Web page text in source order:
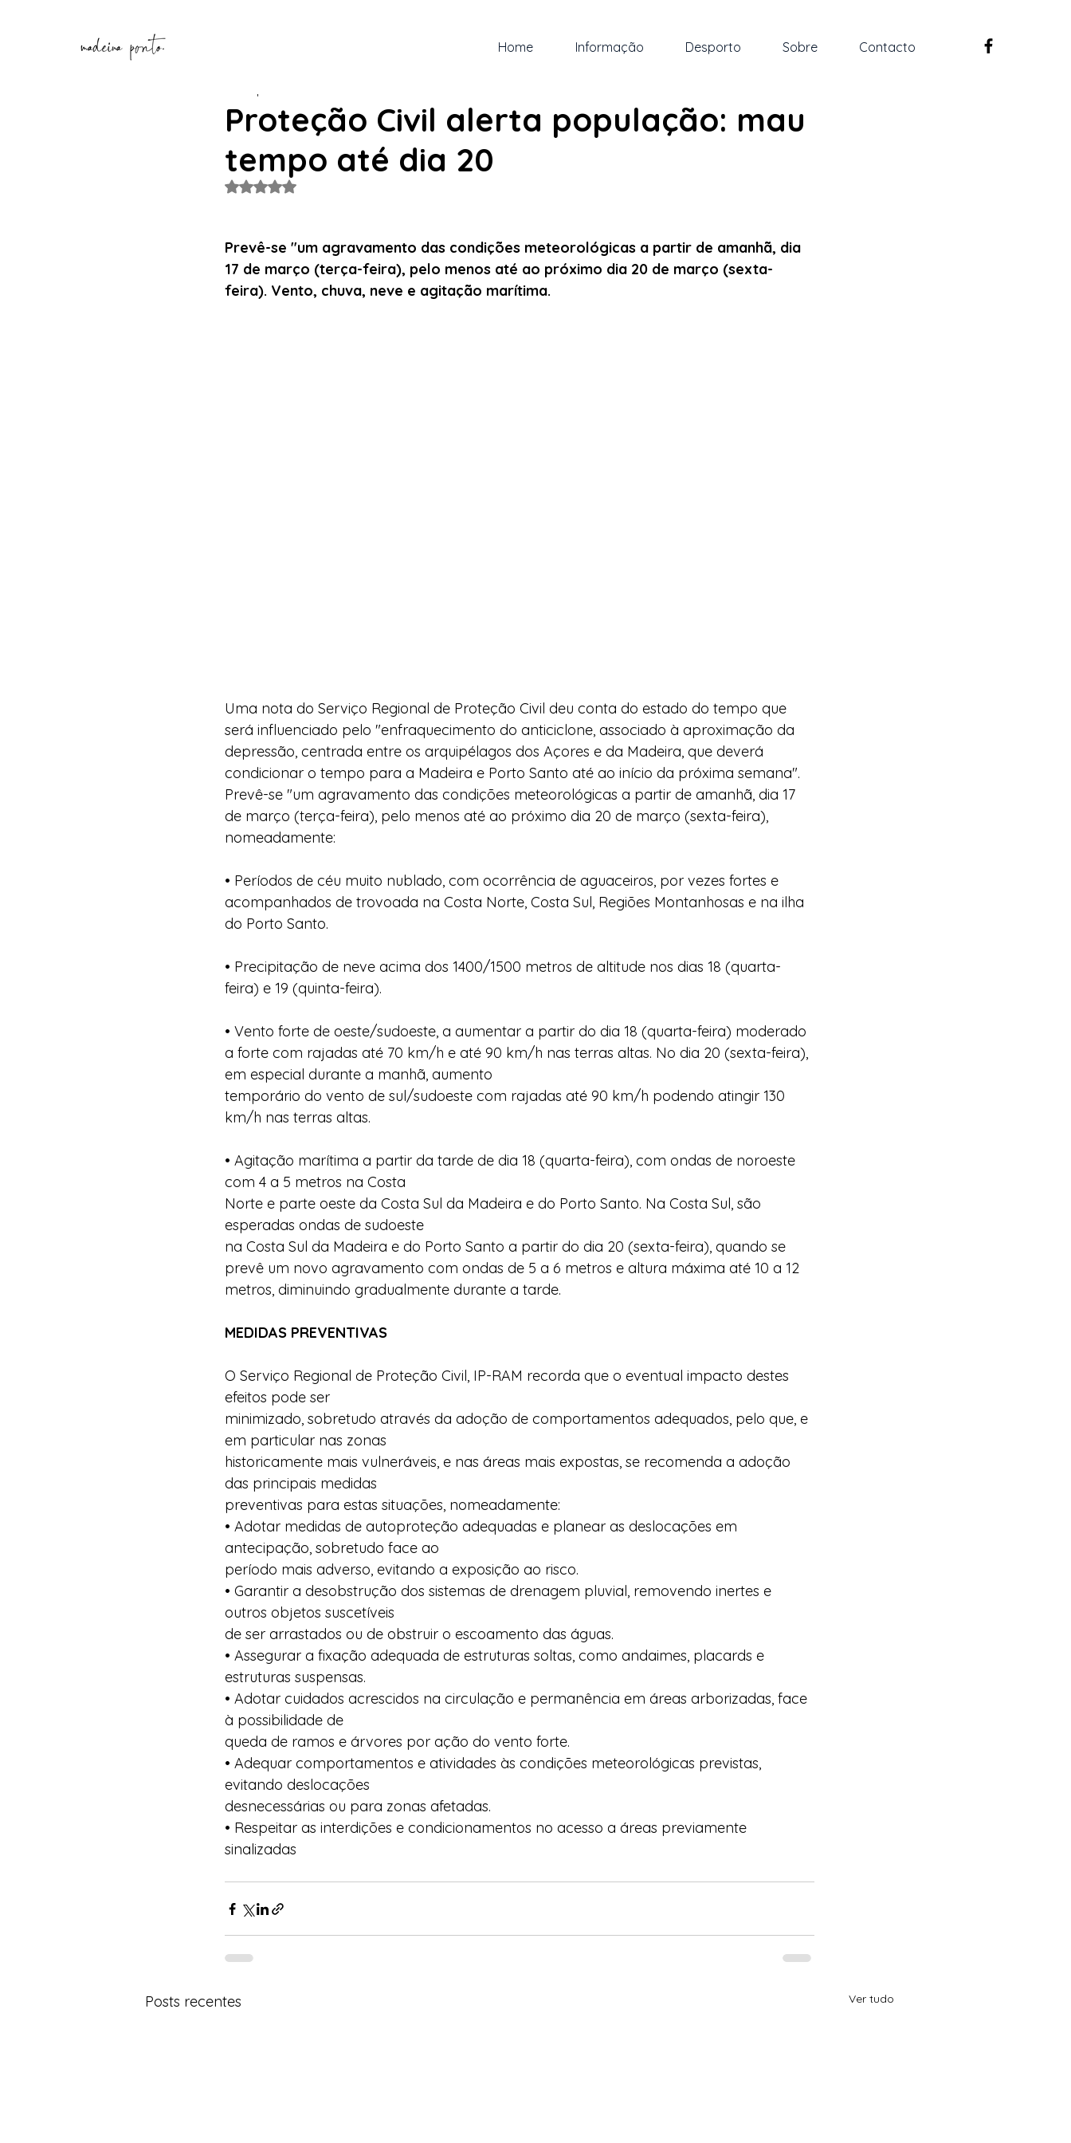
Home Informação Desporto Sobre Contacto
Proteção Civil alerta população: mau
tempo até dia 20
Avaliado com NaN de 5 estrelas.
Prevê-se "um agravamento das condições meteorológicas a partir de amanhã, dia
17 de março (terça-feira), pelo menos até ao próximo dia 20 de março (sexta-
feira). Vento, chuva, neve e agitação marítima.
Uma nota do Serviço Regional de Proteção Civil deu conta do estado do tempo que
será influenciado pelo "enfraquecimento do anticiclone, associado à aproximação da
depressão, centrada entre os arquipélagos dos Açores e da Madeira, que deverá
condicionar o tempo para a Madeira e Porto Santo até ao início da próxima semana".
Prevê-se "um agravamento das condições meteorológicas a partir de amanhã, dia 17
de março (terça-feira), pelo menos até ao próximo dia 20 de março (sexta-feira),
nomeadamente:
• Períodos de céu muito nublado, com ocorrência de aguaceiros, por vezes fortes e
acompanhados de trovoada na Costa Norte, Costa Sul, Regiões Montanhosas e na ilha
do Porto Santo.
• Precipitação de neve acima dos 1400/1500 metros de altitude nos dias 18 (quarta-
feira) e 19 (quinta-feira).
• Vento forte de oeste/sudoeste, a aumentar a partir do dia 18 (quarta-feira) moderado
a forte com rajadas até 70 km/h e até 90 km/h nas terras altas. No dia 20 (sexta-feira),
em especial durante a manhã, aumento
temporário do vento de sul/sudoeste com rajadas até 90 km/h podendo atingir 130
km/h nas terras altas.
• Agitação marítima a partir da tarde de dia 18 (quarta-feira), com ondas de noroeste
com 4 a 5 metros na Costa
Norte e parte oeste da Costa Sul da Madeira e do Porto Santo. Na Costa Sul, são
esperadas ondas de sudoeste
na Costa Sul da Madeira e do Porto Santo a partir do dia 20 (sexta-feira), quando se
prevê um novo agravamento com ondas de 5 a 6 metros e altura máxima até 10 a 12
metros, diminuindo gradualmente durante a tarde.
MEDIDAS PREVENTIVAS
O Serviço Regional de Proteção Civil, IP-RAM recorda que o eventual impacto destes
efeitos pode ser
minimizado, sobretudo através da adoção de comportamentos adequados, pelo que, e
em particular nas zonas
historicamente mais vulneráveis, e nas áreas mais expostas, se recomenda a adoção
das principais medidas
preventivas para estas situações, nomeadamente:
• Adotar medidas de autoproteção adequadas e planear as deslocações em
antecipação, sobretudo face ao
período mais adverso, evitando a exposição ao risco.
• Garantir a desobstrução dos sistemas de drenagem pluvial, removendo inertes e
outros objetos suscetíveis
de ser arrastados ou de obstruir o escoamento das águas.
• Assegurar a fixação adequada de estruturas soltas, como andaimes, placards e
estruturas suspensas.
• Adotar cuidados acrescidos na circulação e permanência em áreas arborizadas, face
à possibilidade de
queda de ramos e árvores por ação do vento forte.
• Adequar comportamentos e atividades às condições meteorológicas previstas,
evitando deslocações
desnecessárias ou para zonas afetadas.
• Respeitar as interdições e condicionamentos no acesso a áreas previamente
sinalizadas
Posts recentes Ver tudo